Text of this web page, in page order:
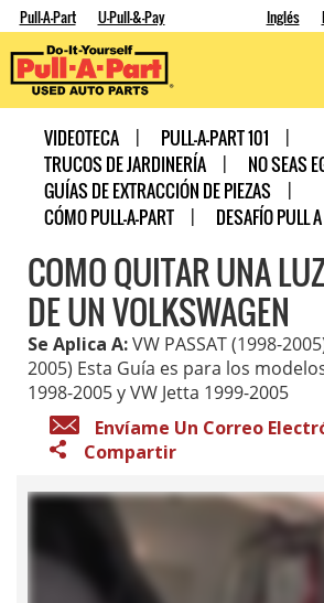
Pull-A-Part U-Pull-&-Pay Inglés
VIDEOTECA
PULL-A-PART 101
TRUCOS DE JARDINERÍA
NO SEAS
GUÍAS DE EXTRACCIÓN DE PIEZAS
CÓMO PULL-A-PART
DESAFÍO PULL
COMO QUITAR UNA
DE UN VOLKSWAGEN
Se Aplica A:VW PASSAT (1998-
2005) Esta Guía es para los
1998-2005 y VW Jetta 1999-2005
Envíame Un Correo
Compartir